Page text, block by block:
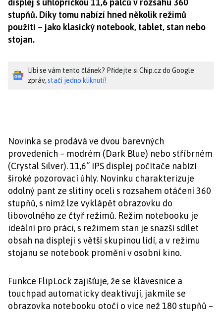
displej s úhlopříčkou 11,6 palců v rozsahu 360
stupňů. Díky tomu nabízí hned několik režimů
použití – jako klasický notebook, tablet, stan nebo
stojan.
Líbí se vám tento článek? Přidejte si Chip.cz do Google
zpráv, stačí jedno kliknutí!
Novinka se prodává ve dvou barevných
provedeních – modrém (Dark Blue) nebo stříbrném
(Crystal Silver). 11,6“ IPS displej počítače nabízí
široké pozorovací úhly. Novinku charakterizuje
odolný pant ze slitiny oceli s rozsahem otáčení 360
stupňů, s nímž lze vyklápět obrazovku do
libovolného ze čtyř režimů. Režim notebooku je
ideální pro práci, s režimem stan je snazší sdílet
obsah na displeji s větší skupinou lidí, a v režimu
stojanu se notebook promění v osobní kino.
Funkce FlipLock zajišťuje, že se klávesnice a
touchpad automaticky deaktivují, jakmile se
obrazovka notebooku otočí o více než 180 stupňů –